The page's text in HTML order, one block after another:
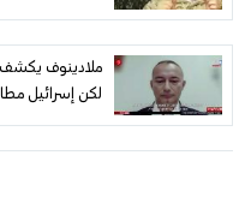
ملادينوف يكشف
لكن إسرائيل